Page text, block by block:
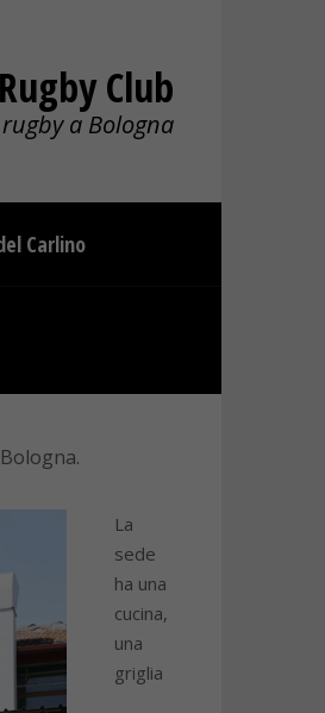
Club
a Bologna
Carlino
La
sede
ha una
cucina,
una
griglia